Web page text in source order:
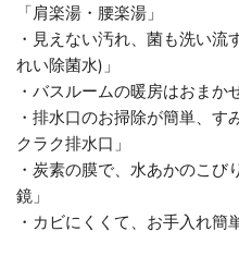
「肩楽湯・腰楽湯」
・見えない汚れ、菌も洗い流
れい除菌水)」
・バスルームの暖房はおまか
・排水口のお掃除が簡単、す
クラク排水口」
・炭素の膜で、水あかのこび
鏡」
・カビにくくて、お手入れ簡